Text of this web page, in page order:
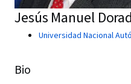
Jesús Manuel
Universidad Nacional
Bio